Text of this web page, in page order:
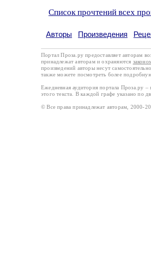
Список прочтений всех
Авторы Произведения
Портал Проза.ру предоставляет авторам
принадлежат авторам и охраняются
произведений авторы несут
также можете посмотреть более
Ежедневная аудитория портала Проза.ру
этого текста. В каждой графе указано по
© Все права принадлежат авторам, 2000-